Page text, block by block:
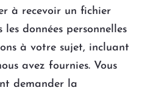
à recevoir un fichier
données personnelles
à votre sujet, incluant
avez fournies. Vous
demander la